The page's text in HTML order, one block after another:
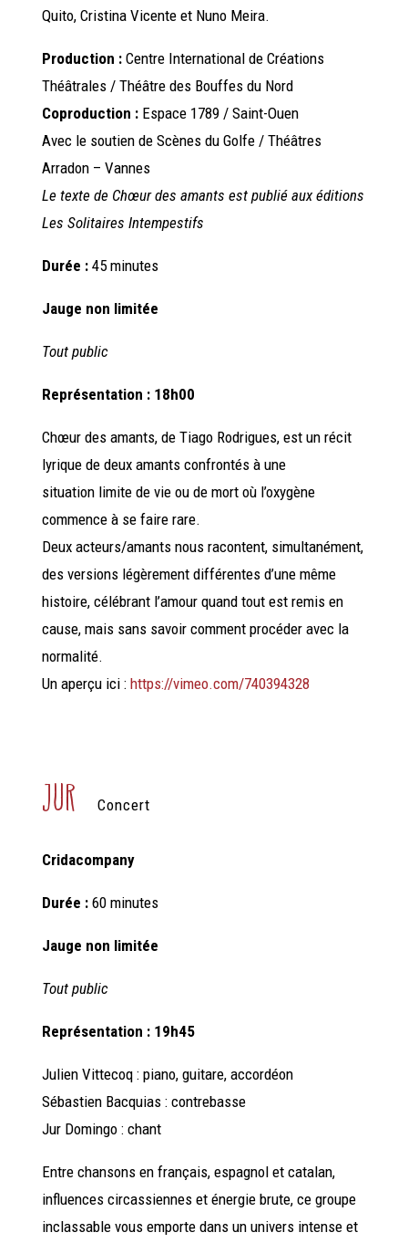
Quito, Cristina Vicente et Nuno Meira.
Production :Centre International de Créations
Théâtrales / Théâtre des Bouffes du Nord
Coproduction :Espace 1789 / Saint-Ouen
Avec le soutien de Scènes du Golfe / Théâtres
Arradon – Vannes
Le texte de Chœur des amants est publié aux éditions
Les Solitaires Intempestifs
Durée :45 minutes
Jauge non limitée
Tout public
Représentation : 18h00
Chœur des amants, de Tiago Rodrigues, est un récit
lyrique de deux amants confrontés à une
situation limite de vie ou de mort où l’oxygène
commence à se faire rare.
Deux acteurs/amants nous racontent, simultanément,
des versions légèrement différentes d’une même
histoire, célébrant l’amour quand tout est remis en
cause, mais sans savoir comment procéder avec la
normalité.
Un aperçu ici : https://vimeo.com/740394328
jur Concert
Cridacompany
Durée :60 minutes
Jauge non limitée
Tout public
Représentation : 19h45
Julien Vittecoq : piano, guitare, accordéon
Sébastien Bacquias : contrebasse
Jur Domingo : chant
Entre chansons en français, espagnol et catalan,
influences circassiennes et énergie brute, ce groupe
inclassable vous emporte dans un univers intense et